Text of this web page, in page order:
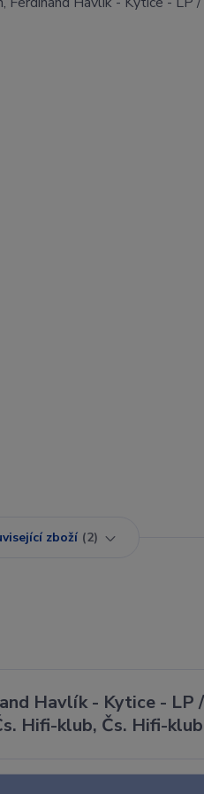
zboží 2
Havlík - Kytice - LP
Hifi-klub, Čs. Hifi-